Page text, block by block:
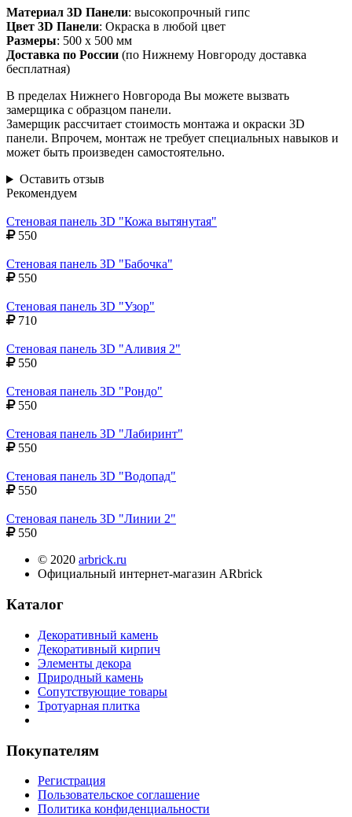
Материал 3D Панели: высокопрочный гипс
Цвет 3D Панели: Окраска в любой цвет
Размеры: 500 х 500 мм
Доставка по России (по Нижнему Новгороду доставка
бесплатная)
В пределах Нижнего Новгорода Вы можете вызвать
замерщика с образцом панели.
Замерщик рассчитает стоимость монтажа и окраски 3D
панели. Впрочем, монтаж не требует специальных навыков и
может быть произведен самостоятельно.
Оставить отзыв
Рекомендуем
Стеновая панель 3D "Кожа вытянутая"
550
Стеновая панель 3D "Бабочка"
550
Стеновая панель 3D "Узор"
710
Стеновая панель 3D "Аливия 2"
550
Стеновая панель 3D "Рондо"
550
Стеновая панель 3D "Лабиринт"
550
Стеновая панель 3D "Водопад"
550
Стеновая панель 3D "Линии 2"
550
© 2020 arbrick.ru
Официальный интернет-магазин ARbrick
Каталог
Декоративный камень
Декоративный кирпич
Элементы декора
Природный камень
Сопутствующие товары
Тротуарная плитка
Покупателям
Регистрация
Пользовательское соглашение
Политика конфиденциальности